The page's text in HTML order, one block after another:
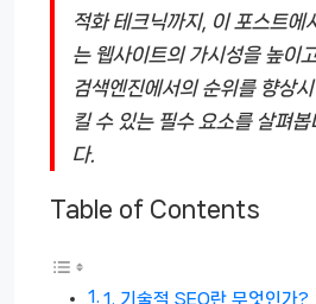
적화 테크닉까지, 이 포스트에
는 웹사이트의 가시성을 높이
검색엔진에서의 순위를 향상시
킬 수 있는 필수 요소를 살펴봅
다.
Table of Contents
1. 기술적 SEO란 무엇인가?